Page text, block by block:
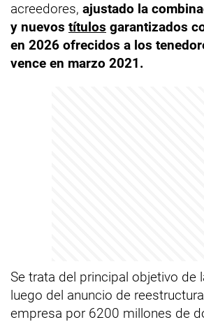
acreedores, ajustado la
y nuevos títulos garantizados
en 2026 ofrecidos a los
vence en marzo 2021.
Se trata del principal objetivo de
luego del anuncio de
empresa por 6200 millones de